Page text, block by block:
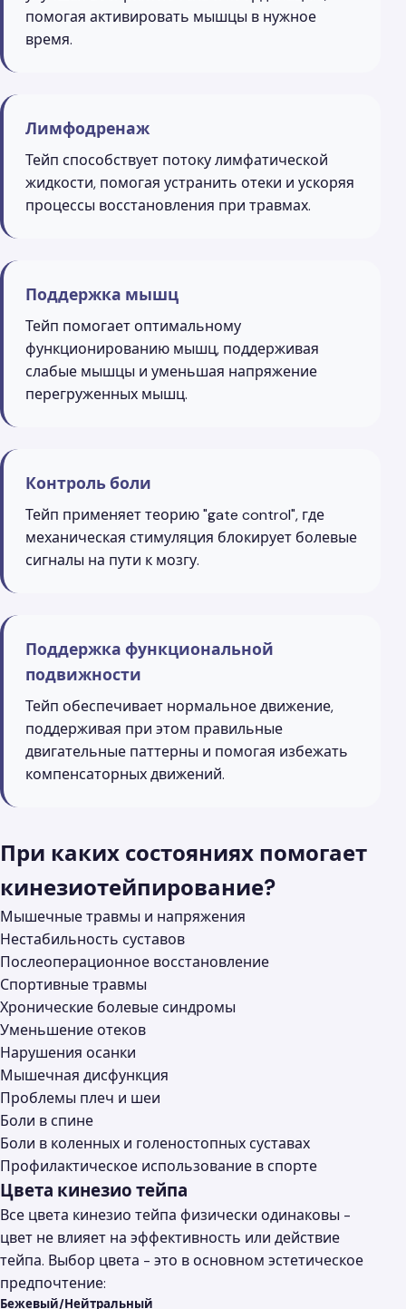
помогая активировать мышцы в нужное
время.
Лимфодренаж
Тейп способствует потоку лимфатической
жидкости, помогая устранить отеки и ускоряя
процессы восстановления при травмах.
Поддержка мышц
Тейп помогает оптимальному
функционированию мышц, поддерживая
слабые мышцы и уменьшая напряжение
перегруженных мышц.
Контроль боли
Тейп применяет теорию "gate control", где
механическая стимуляция блокирует болевые
сигналы на пути к мозгу.
Поддержка функциональной
подвижности
Тейп обеспечивает нормальное движение,
поддерживая при этом правильные
двигательные паттерны и помогая избежать
компенсаторных движений.
При каких состояниях помогает
кинезиотейпирование?
Мышечные травмы и напряжения
Нестабильность суставов
Послеоперационное восстановление
Спортивные травмы
Хронические болевые синдромы
Уменьшение отеков
Нарушения осанки
Мышечная дисфункция
Проблемы плеч и шеи
Боли в спине
Боли в коленных и голеностопных суставах
Профилактическое использование в спорте
Цвета кинезио тейпа
Все цвета кинезио тейпа физически одинаковы -
цвет не влияет на эффективность или действие
тейпа. Выбор цвета - это в основном эстетическое
предпочтение:
Бежевый/Нейтральный